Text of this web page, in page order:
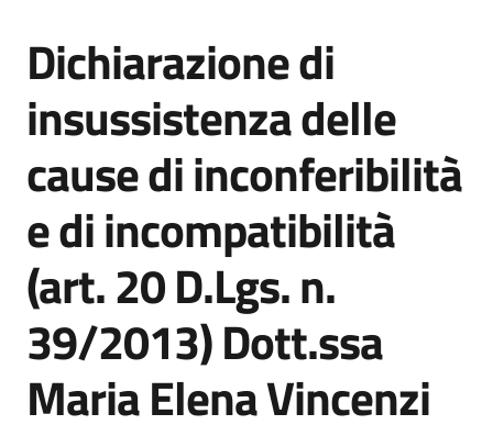
Vivere
Canossa
P
a
g
o
P
Salta al contenuto
Dichiarazione di
insussistenza delle
cause di inconferibilità
e di incompatibilità
(art. 20 D.Lgs. n.
39/2013) Dott.ssa
Maria Elena Vincenzi